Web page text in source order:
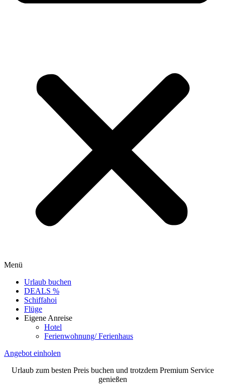
Menü
Urlaub buchen
DEALS %
Schiffahoi
Flüge
Eigene Anreise
Hotel
Ferienwohnung/ Ferienhaus
Angebot einholen
Urlaub zum besten Preis buchen und trotzdem Premium Service
genießen